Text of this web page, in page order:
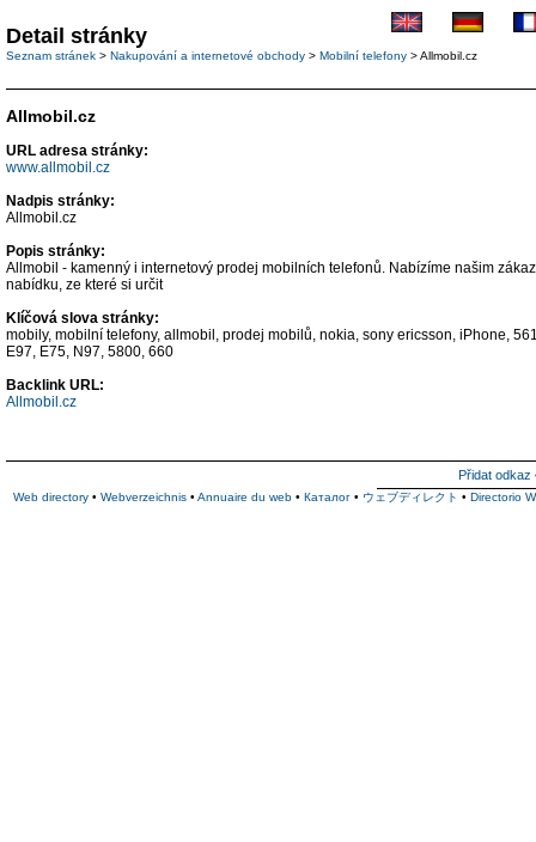
Allmobil.cz
URL adresa stránky:
www.allmobil.cz
Nadpis stránky:
Allmobil.cz
Popis stránky:
Allmobil - kamenný i internetový prodej mobilních telefonů. Nabízíme našim
nabídku, ze které si určit
Klíčová slova stránky:
mobily, mobilní telefony, allmobil, prodej mobilů, nokia, sony ericsson, iPhone,
E97, E75, N97, 5800, 660
Backlink URL:
Allmobil.cz
Přidat odkaz
Web directory • Webverzeichnis • Annuaire du web • Каталог • ウェブディレクト • Directorio
Detail stránky
Seznam stránek > Nakupování a internetové obchody > Mobilní telefony > Allmobil.cz